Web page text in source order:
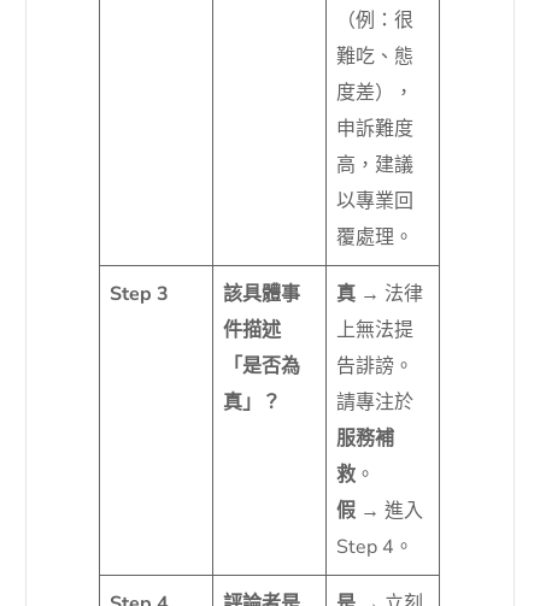
（例：很
難吃、態
度差），
申訴難度
高，建議
以專業回
覆處理。
Step 3
該具體事
件描述
「是否為
真」？
真 → 法律
上無法提
告誹謗。
請專注於
服務補
救 。
假 → 進入
Step 4。